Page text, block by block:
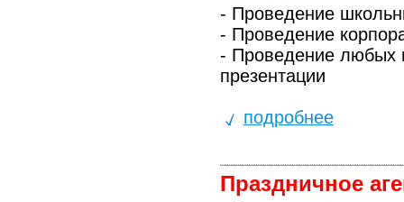
- Проведение
- Проведение
- Проведение любых
презентации
подробнее
Праздничное